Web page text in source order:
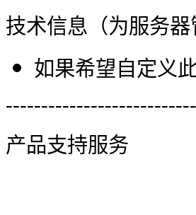
技术信息（为服务
如果希望自定义
产品支持服务